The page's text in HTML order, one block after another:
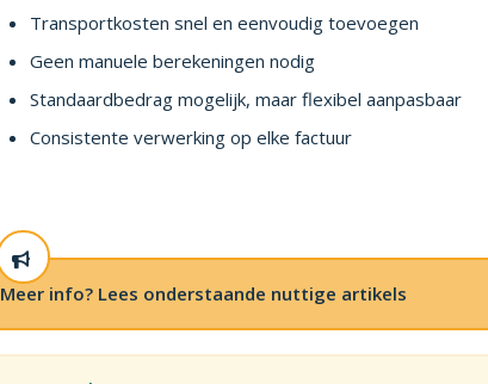
Transportkosten snel en eenvoudig toevoegen
Geen manuele berekeningen nodig
Standaardbedrag mogelijk, maar flexibel aanpasbaar
Consistente verwerking op elke factuur
Meer info? Lees onderstaande nuttige artikels